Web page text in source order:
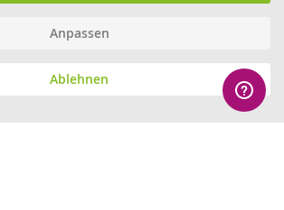
© eHygiene 2026 - All rights reserved.
Anpassen
Ablehnen